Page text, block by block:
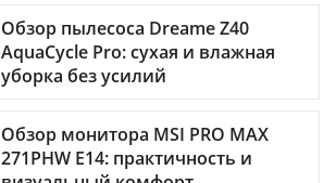
Обзор пылесоса Dreame Z40
AquaCycle Pro: сухая и влажная
уборка без усилий
Обзор монитора MSI PRO MAX
271PHW E14: практичность и